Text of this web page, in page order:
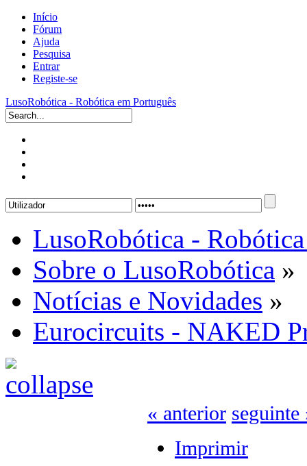
Início
Fórum
Ajuda
Pesquisa
Entrar
Registe-se
LusoRobótica - Robótica em Português
LusoRobótica -
Sobre o LusoRobótica »
Notícias e Novidades »
Eurocircuits - NAKED
« anterior seguinte
Imprimir